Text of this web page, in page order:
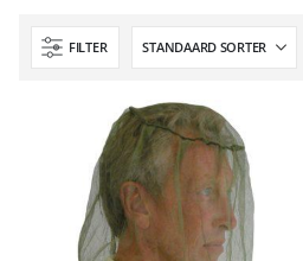
FILTER